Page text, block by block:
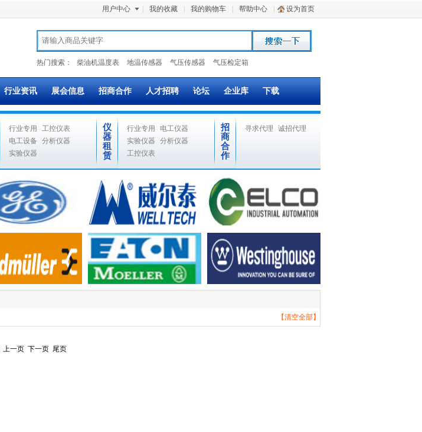
用户中心 我的收藏 我的购物车 帮助中心 设为首页
热门搜索： 柴油机温度表 地温传感器 气压传感器 气压检定箱
行业资讯 展会信息 招商合作 人才招聘 论坛 企业库 下载
行业专用
工控仪表
电工设备
分析仪器
实验仪器
仪
器
租
赁
行业专用
电工仪器
实验仪器
分析仪器
工控仪表
招
商
合
作
寻求代理 诚招代理
【清空全部】
上一页 下一页 尾页